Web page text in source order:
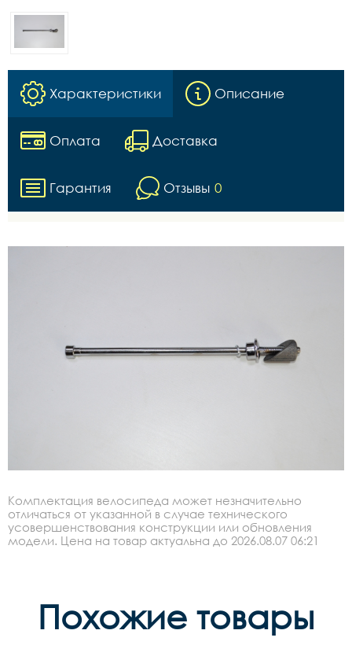
Характеристики Описание
Оплата Доставка
Гарантия Отзывы 0
Комплектация велосипеда может незначительно
отличаться от указанной в случае технического
усовершенствования конструкции или обновления
модели. Цена на товар актуальна до 2026.08.07 06:21
Похожие товары